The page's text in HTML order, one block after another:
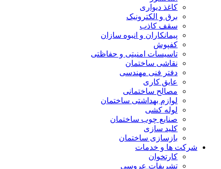
کاغذ دیواری
برق و الکترونیک
سقف کاذب
پیمانکاران و انبوه سازان
کفپوش
تاسیسات امنیتی و حفاظتی
نقاشی ساختمان
دفتر فنی مهندسی
عایق کاری
مصالح ساختمانی
لوازم بهداشتی ساختمان
لوله کشی
صنایع چوب ساختمان
کلید سازی
بازسازی ساختمان
شرکت ها و خدمات
کارتخوان
تشریفات عروسی